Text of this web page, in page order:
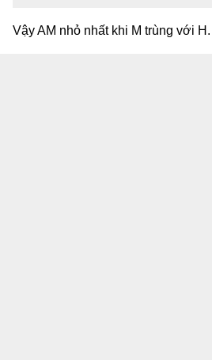
Vậy AM nhỏ nhất khi M trùng với H.